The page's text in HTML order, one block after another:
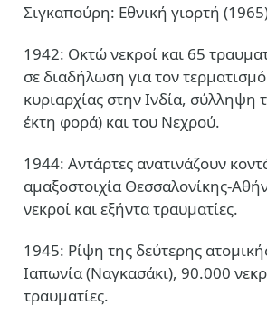
Σιγκαπούρη: Εθνική γιορτή
1942: Οκτώ νεκροί και 65
σε διαδήλωση για τον
κυριαρχίας στην Ινδία, σύλληψη
έκτη φορά) και του Νεχρού.
1944: Αντάρτες ανατινάζουν
αμαξοστοιχία Θεσσαλονίκης-
νεκροί και εξήντα τραυματίες.
1945: Ρίψη της δεύτερης
Ιαπωνία (Ναγκασάκι), 90.000
τραυματίες.